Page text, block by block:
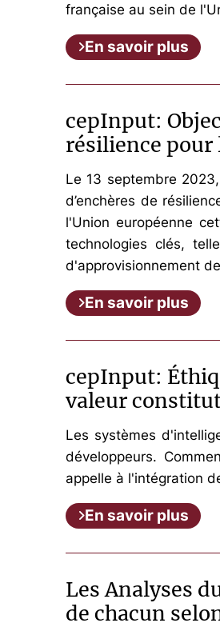
française au sein de
En savoir plus
cepInput:
résilience pour
Le 13 septembre
d’enchères de
l'Union européenne
technologies clés,
d'approvisionnement
En savoir plus
cepInput:
valeur
Les systèmes
développeurs.
appelle à l'intégration
En savoir plus
Les Analyses
de chacun